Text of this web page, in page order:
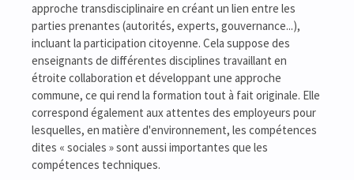
approche transdisciplinaire en créant un lien entre les
parties prenantes (autorités, experts, gouvernance...),
incluant la participation citoyenne. Cela suppose des
enseignants de différentes disciplines travaillant en
étroite collaboration et développant une approche
commune, ce qui rend la formation tout à fait originale. Elle
correspond également aux attentes des employeurs pour
lesquelles, en matière d'environnement, les compétences
dites « sociales » sont aussi importantes que les
compétences techniques.